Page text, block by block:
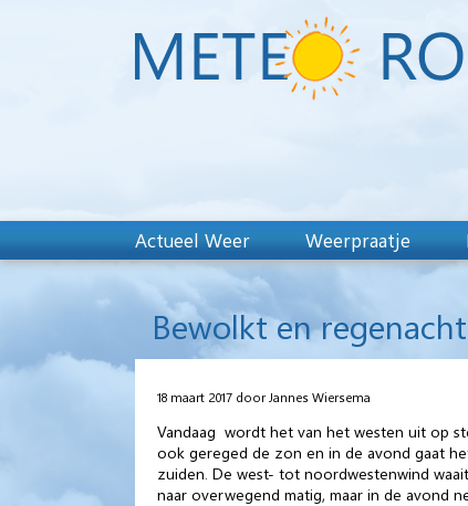
Actueel Weer Weerpraatje
Bewolkt en
18 maart 2017 door Jannes Wiersema
Vandaag wordt het van het westen uit op
ook gereged de zon en in de avond gaat
zuiden. De west- tot noordwestenwind
naar overwegend matig, maar in de avond